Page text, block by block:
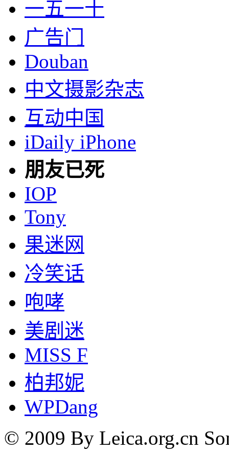
一五一十
广告门
Douban
中文摄影杂志
互动中国
iDaily iPhone
朋友已死
IOP
Tony
果迷网
冷笑话
咆哮
美剧迷
MISS F
柏邦妮
WPDang
© 2009 By Leica.org.cn